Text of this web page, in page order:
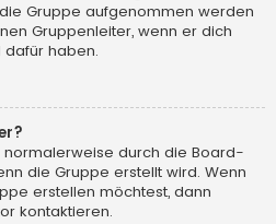
Gruppe aufgenommen werden
Gruppenleiter, wenn er dich
dafür haben.
normalerweise durch die Board-
die Gruppe erstellt wird. Wenn
erstellen möchtest, dann
kontaktieren.